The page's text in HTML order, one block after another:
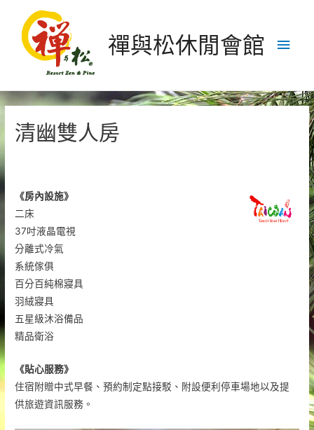
禪與松休閒會館
Main
清幽雙人房
《房內設施》
二床
37吋液晶電視
分離式冷氣
系統傢俱
百分百純棉寢具
羽絨寢具
五星級沐浴備品
精品衛浴
《貼心服務》
住宿附贈中式早餐、預約制定點接駁、附設便利停車場地以及提
供旅遊資訊服務。